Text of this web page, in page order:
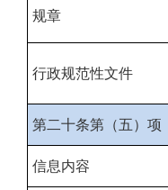
规章
行政规范性文件
第二十条第（五）项
信息内容